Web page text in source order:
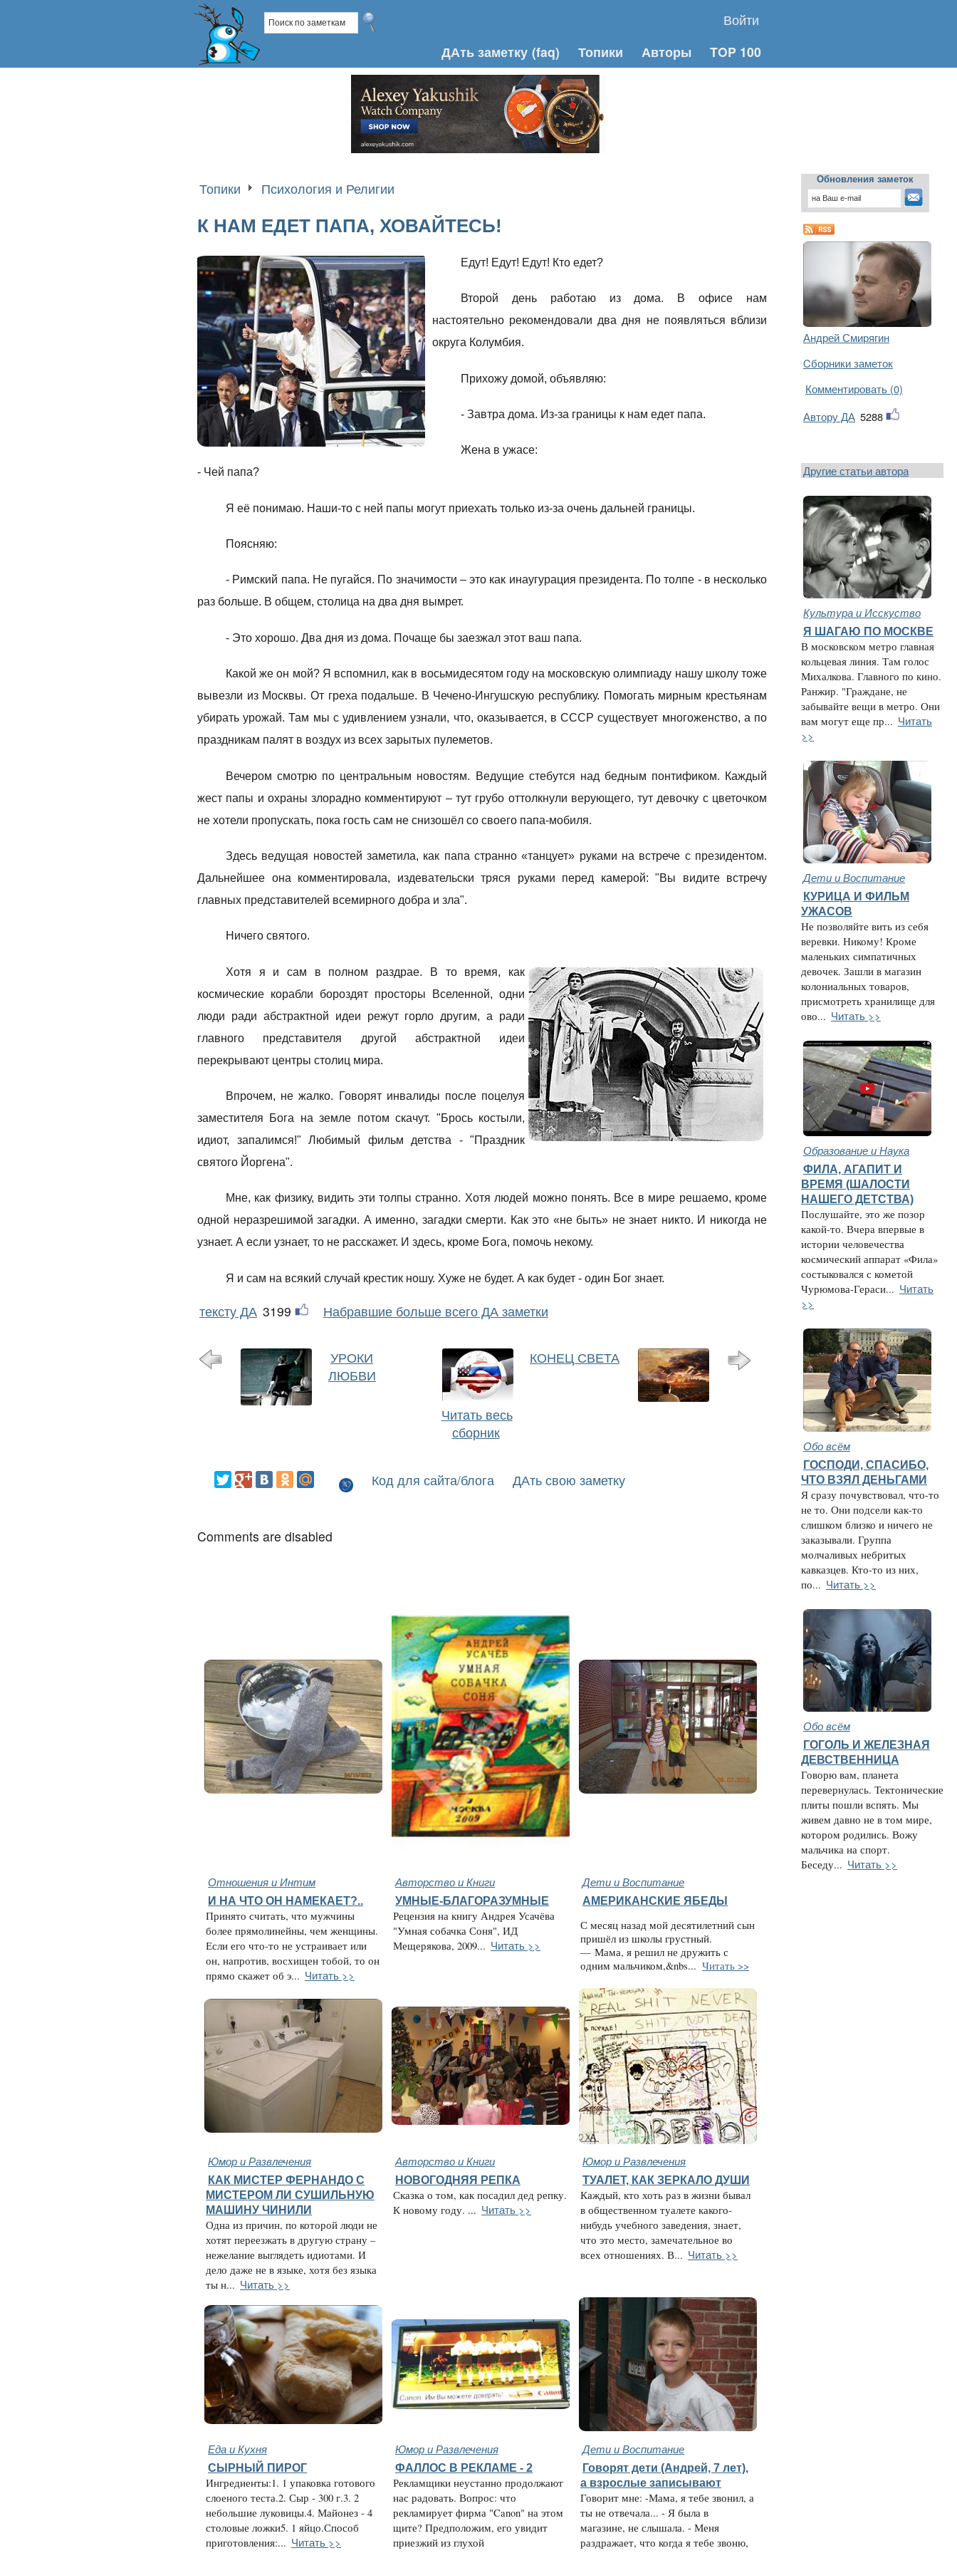
Войти
ДАть заметку (faq) Топики Авторы TOP 100
Топики Психология и Религии
К НАМ ЕДЕТ ПАПА, ХОВАЙТЕСЬ!
Едут! Едут! Едут! Кто едет?
Второй день работаю из дома. В офисе нам
настоятельно рекомендовали два дня не появляться вблизи
округа Колумбия.
Прихожу домой, объявляю:
- Завтра дома. Из-за границы к нам едет папа.
Жена в ужасе:
- Чей папа?
Я её понимаю. Наши-то с ней папы могут приехать только из-за очень дальней границы.
Поясняю:
- Римский папа. Не пугайся. По значимости – это как инаугурация президента. По толпе - в несколько
раз больше. В общем, столица на два дня вымрет.
- Это хорошо. Два дня из дома. Почаще бы заезжал этот ваш папа.
Какой же он мой? Я вспомнил, как в восьмидесятом году на московскую олимпиаду нашу школу тоже
вывезли из Москвы. От греха подальше. В Чечено-Ингушскую республику. Помогать мирным крестьянам
убирать урожай. Там мы с удивлением узнали, что, оказывается, в СССР существует многоженство, а по
праздникам палят в воздух из всех зарытых пулеметов.
Вечером смотрю по центральным новостям. Ведущие стебутся над бедным понтификом. Каждый
жест папы и охраны злорадно комментируют – тут грубо оттолкнули верующего, тут девочку с цветочком
не хотели пропускать, пока гость сам не снизошёл со своего папа-мобиля.
Здесь ведущая новостей заметила, как папа странно «танцует» руками на встрече с президентом.
Дальнейшее она комментировала, издевательски тряся руками перед камерой: "Вы видите встречу
главных представителей всемирного добра и зла".
Ничего святого.
Хотя я и сам в полном раздрае. В то время, как
космические корабли бороздят просторы Вселенной, одни
люди ради абстрактной идеи режут горло другим, а ради
главного представителя другой абстрактной идеи
перекрывают центры столиц мира.
Впрочем, не жалко. Говорят инвалиды после поцелуя
заместителя Бога на земле потом скачут. "Брось костыли,
идиот, запалимся!" Любимый фильм детства - "Праздник
святого Йоргена".
Мне, как физику, видить эти толпы странно. Хотя людей можно понять. Все в мире решаемо, кроме
одной неразрешимой загадки. А именно, загадки смерти. Как это «не быть» не знает никто. И никогда не
узнает. А если узнает, то не расскажет. И здесь, кроме Бога, помочь некому.
Я и сам на всякий случай крестик ношу. Хуже не будет. А как будет - один Бог знает.
тексту ДА 3199 Набравшие больше всего ДА заметки
УРОКИ
ЛЮБВИ
Читать весь
сборник
КОНЕЦ СВЕТА
Код для сайта/блога ДАть свою заметку
Comments are disabled
Отношения и Интим Авторство и Книги Дети и Воспитание
И НА ЧТО ОН НАМЕКАЕТ?..
Принято считать, что мужчины
более прямолинейны, чем женщины.
Если его что-то не устраивает или
он, напротив, восхищен тобой, то он
прямо скажет об э... Читать >>
УМНЫЕ-БЛАГОРАЗУМНЫЕ
Рецензия на книгу Андрея Усачёва
"Умная собачка Соня", ИД
Мещерякова, 2009... Читать >>
АМЕРИКАНСКИЕ ЯБЕДЫ
С месяц назад мой десятилетний сын
пришёл из школы грустный.
— Мама, я решил не дружить с
одним мальчиком,&nbs... Читать >>
Юмор и Развлечения Авторство и Книги Юмор и Развлечения
КАК МИСТЕР ФЕРНАНДО С
МИСТЕРОМ ЛИ СУШИЛЬНУЮ
МАШИНУ ЧИНИЛИ
Одна из причин, по которой люди не
хотят переезжать в другую страну –
нежелание выглядеть идиотами. И
дело даже не в языке, хотя без языка
ты н... Читать >>
НОВОГОДНЯЯ РЕПКА
Сказка о том, как посадил дед репку.
К новому году. ... Читать >>
ТУАЛЕТ, КАК ЗЕРКАЛО ДУШИ
Каждый, кто хоть раз в жизни бывал
в общественном туалете какого-
нибудь учебного заведения, знает,
что это место, замечательное во
всех отношениях. В... Читать >>
Еда и Кухня Юмор и Развлечения Дети и Воспитание
СЫРНЫЙ ПИРОГ
Ингредиенты:1. 1 упаковка готового
слоеного теста.2. Сыр - 300 г.3. 2
небольшие луковицы.4. Майонез - 4
столовые ложки5. 1 яйцо.Способ
приготовления:... Читать >>
ФАЛЛОС В РЕКЛАМЕ - 2
Рекламщики неустанно продолжают
нас радовать. Вопрос: что
рекламирует фирма "Canon" на этом
щите? Предположим, его увидит
приезжий из глухой
Говорят дети (Андрей, 7 лет),
а взрослые записывают
Говорит мне: -Мама, я тебе звонил, а
ты не отвечала... - Я была в
магазине, не слышала. - Меня
раздражает, что когда я тебе звоню,
Обновления заметок
Андрей Смирягин
Cборники заметок
Комментировать (0)
Автору ДА 5288
Другие статьи автора
Культура и Исскуство
Я ШАГАЮ ПО МОСКВЕ
В московском метро главная
кольцевая линия. Там голос
Михалкова. Главного по кино.
Ранжир. "Граждане, не
забывайте вещи в метро. Они
вам могут еще пр... Читать
>>
Дети и Воспитание
КУРИЦА И ФИЛЬМ
УЖАСОВ
Не позволяйте вить из себя
веревки. Никому! Кроме
маленьких симпатичных
девочек. Зашли в магазин
колониальных товаров,
присмотреть хранилище для
ово... Читать >>
Образование и Наука
ФИЛА, АГАПИТ И
ВРЕМЯ (ШАЛОСТИ
НАШЕГО ДЕТСТВА)
Послушайте, это же позор
какой-то. Вчера впервые в
истории человечества
космический аппарат «Фила»
состыковался с кометой
Чурюмова-Гераси... Читать
>>
Обо всём
ГОСПОДИ, СПАСИБО,
ЧТО ВЗЯЛ ДЕНЬГАМИ
Я сразу почувствовал, что-то
не то. Они подсели как-то
слишком близко и ничего не
заказывали. Группа
молчаливых небритых
кавказцев. Кто-то из них,
по... Читать >>
Обо всём
ГОГОЛЬ И ЖЕЛЕЗНАЯ
ДЕВСТВЕННИЦА
Говорю вам, планета
перевернулась. Тектонические
плиты пошли вспять. Мы
живем давно не в том мире,
котором родились. Вожу
мальчика на спорт.
Беседу... Читать >>